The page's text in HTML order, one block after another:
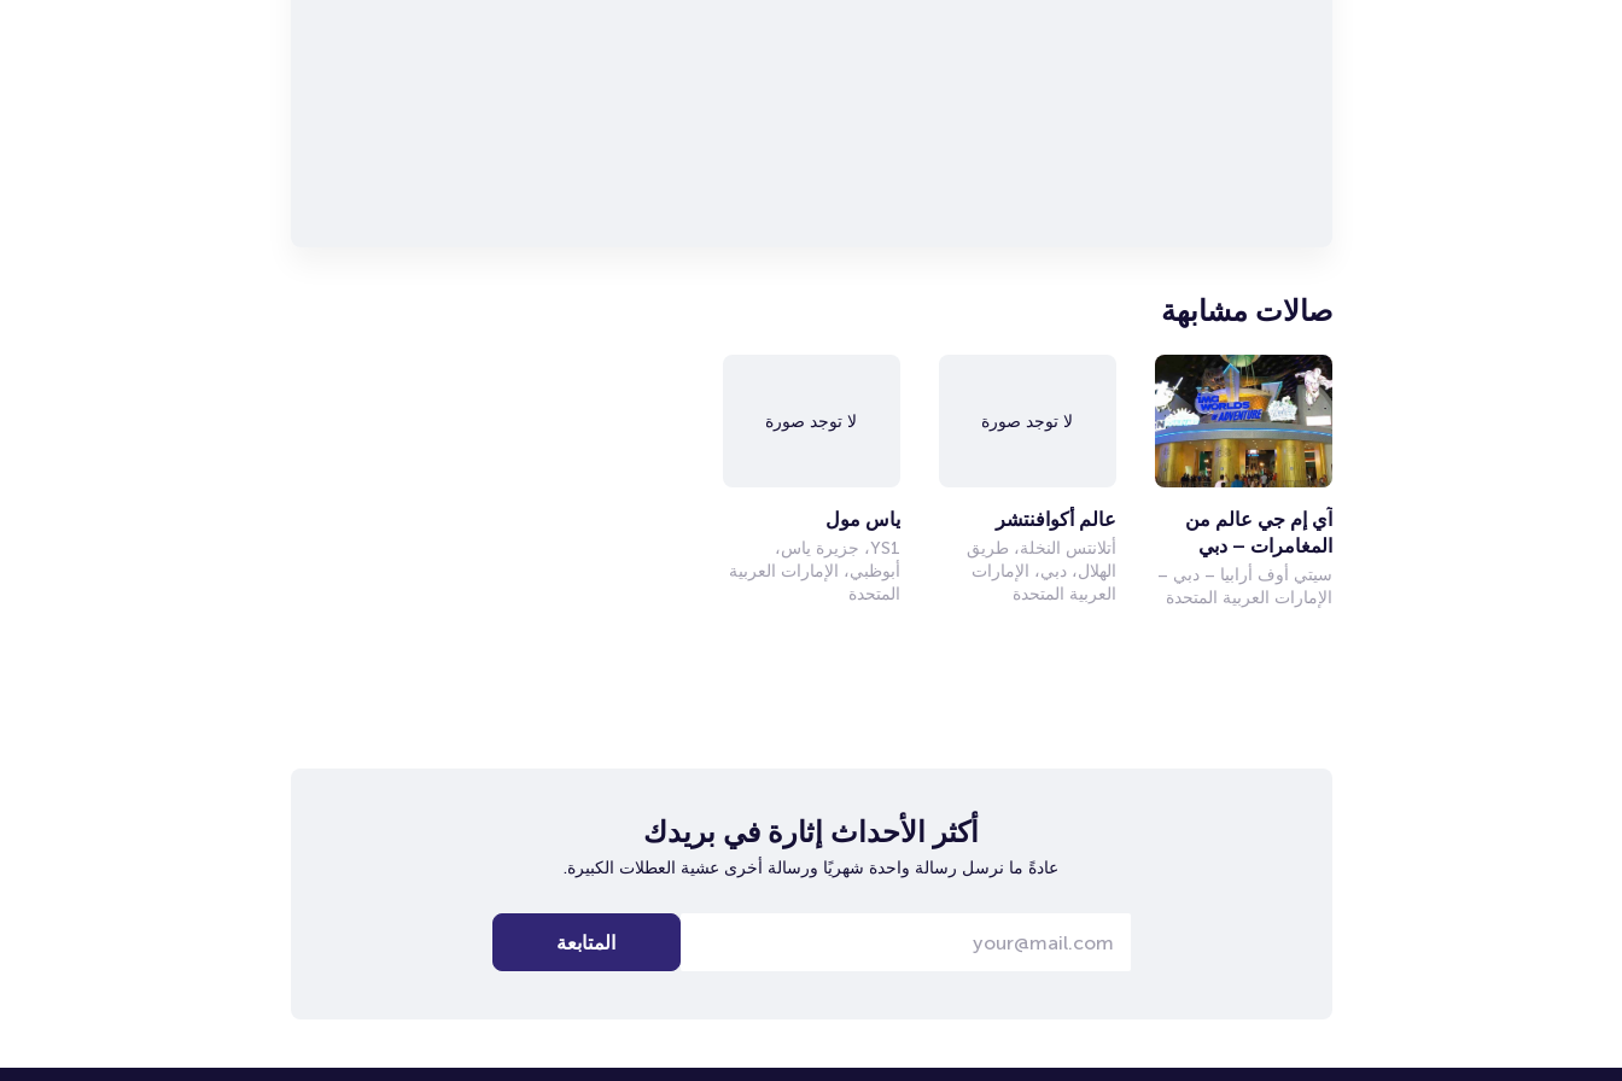
صالات مشابهة
المغامرات – دبي
سيتي أوف أرابيا – دبي –
الإمارات العربية المتحدة
لا توجد صورة
عالم أكوافنتشر
أتلانتس النخلة، طريق
الهلال، دبي، الإمارات
العربية المتحدة
لا توجد صورة
ياس مول
YS1، جزيرة ياس،
أبوظبي، الإمارات العربية
المتحدة
أكثر الأحداث إثارة في بريدك
عادةً ما نرسل رسالة واحدة شهريًا ورسالة أخرى عشية العطلات الكبيرة.
المتابعة